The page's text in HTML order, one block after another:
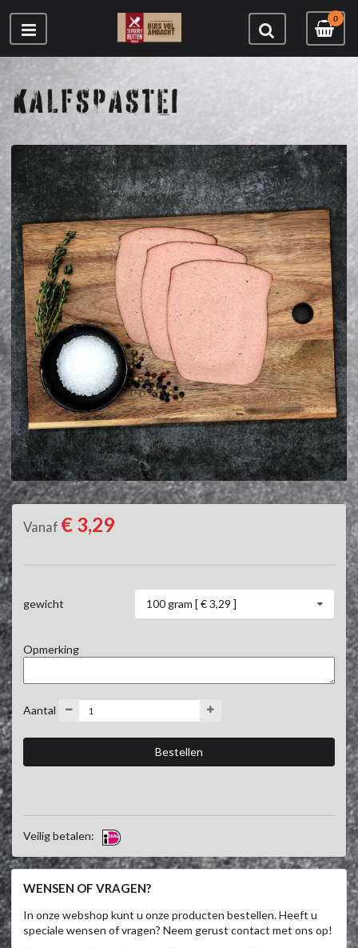
0
KALFSPASTEI
Vanaf € 3,29
gewicht 100 gram [ € 3,29 ]
Opmerking
Aantal
Veilig betalen:
WENSEN OF VRAGEN?
In onze webshop kunt u onze producten bestellen. Heeft u
speciale wensen of vragen? Neem gerust contact met ons op!